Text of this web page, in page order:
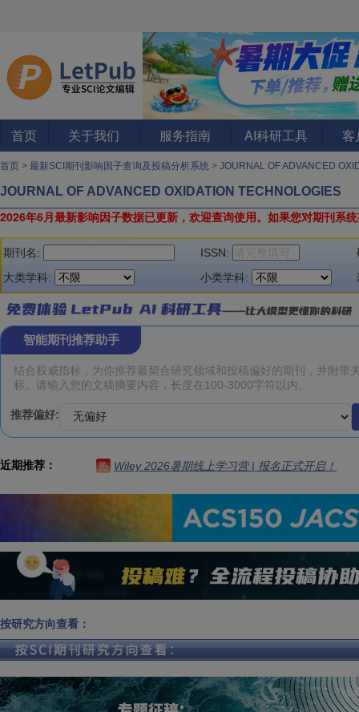
首页 关于我们 服务指南 AI科研工具 客
首页 > 最新SCI期刊影响因子查询及投稿分析系统 > JOURNAL OF ADVANCED
JOURNAL OF ADVANCED OXIDATION TECHNOLOGIES
2026年6月最新影响因子数据已更新，欢迎查询使用。 如果您对期刊系
期刊名: ISSN:
大类学科:
小类学科:
智能期刊推荐助手
推荐偏好:
近期推荐： 热 Wiley 2026暑期线上学习营 | 报名正式开启！
按研究方向查看：